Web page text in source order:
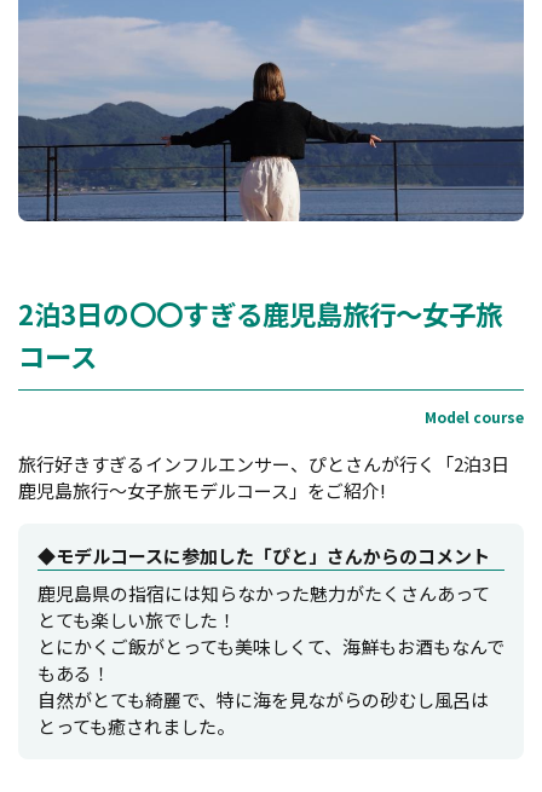
2泊3日の〇〇すぎる鹿児島旅行〜女子旅
コース
旅行好きすぎるインフルエンサー、ぴとさんが行く「2泊3日
鹿児島旅行〜女子旅モデルコース」をご紹介!
◆モデルコースに参加した「ぴと」さんからのコメント
鹿児島県の指宿には知らなかった魅力がたくさんあって
とても楽しい旅でした！
とにかくご飯がとっても美味しくて、海鮮もお酒もなんで
もある！
自然がとても綺麗で、特に海を見ながらの砂むし風呂は
とっても癒されました。